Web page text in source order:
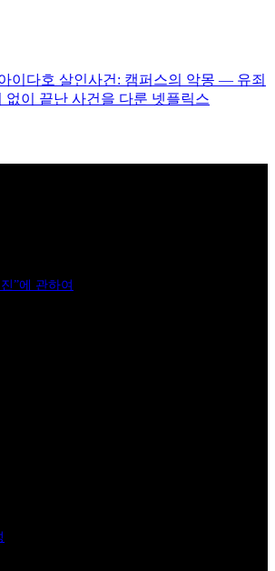
이다호 살인사건: 캠퍼스의 악몽 — 유죄
없이 끝난 사건을 다룬 넷플릭스
”에 관하여